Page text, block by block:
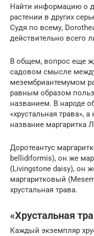
Найти информацию о
растении в других
Судя по всему,
действительно всего
В общем, вопрос еще
садовом смысле
мезембриантемумом
равным образом
названием. В народе
«хрустальная трава»,
название маргаритка
Доротеантус
bellidiformis), он же
(Livingstone daisy), он
маргаритковый
хрустальная трава.
«Хрустальная
Каждый экземпляр